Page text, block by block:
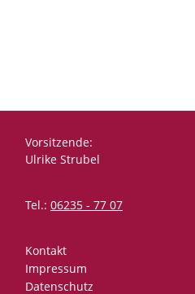
Vorsitzende:
Ulrike Strubel
Tel.: 06235 - 77 07
Kontakt
Impressum
Datenschutz